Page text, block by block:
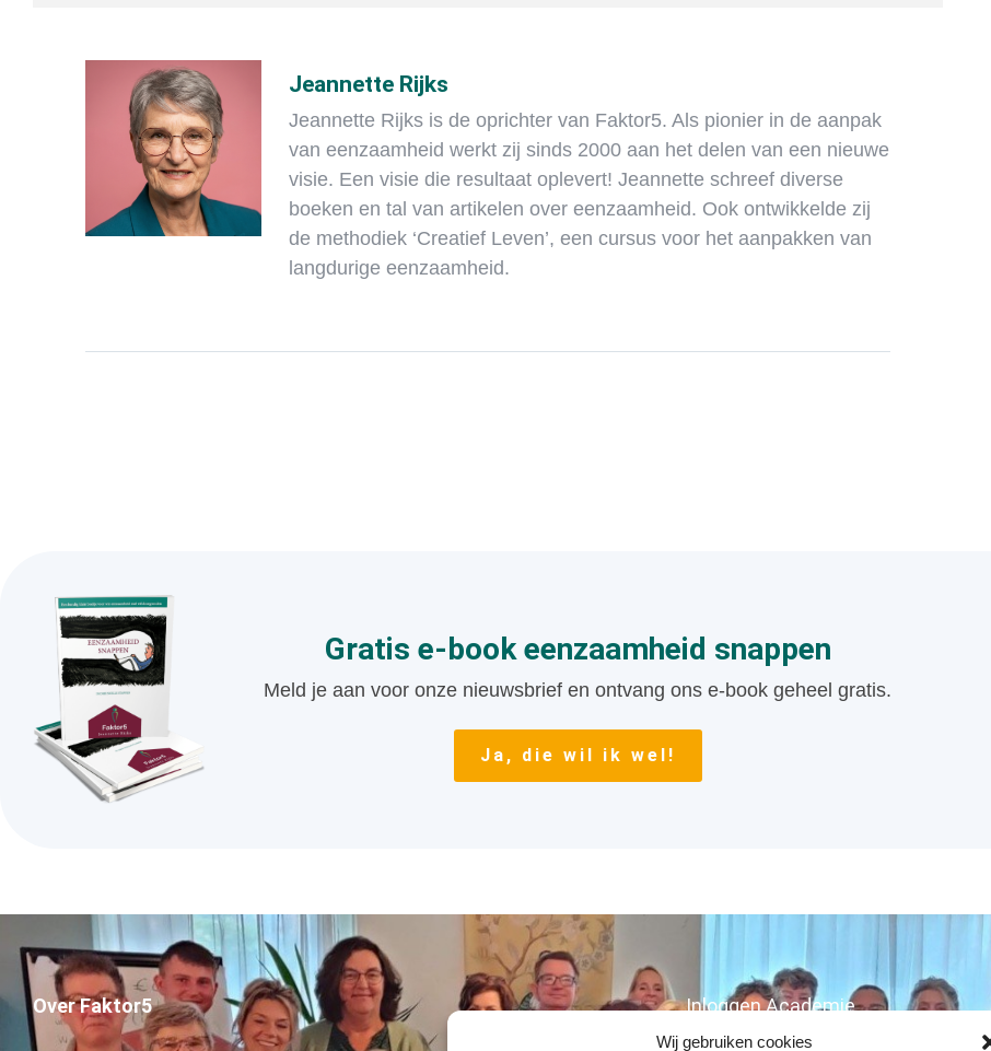
Wij gebruiken cookies
Jeannette Rijks
Jeannette Rijks is de oprichter van Faktor5. Als pionier in de aanpak
van eenzaamheid werkt zij sinds 2000 aan het delen van een nieuwe
visie. Een visie die resultaat oplevert! Jeannette schreef diverse
boeken en tal van artikelen over eenzaamheid. Ook ontwikkelde zij
de methodiek ‘Creatief Leven’, een cursus voor het aanpakken van
langdurige eenzaamheid.
Gratis e-book eenzaamheid snappen
Meld je aan voor onze nieuwsbrief en ontvang ons e-book geheel gratis.
Ja, die wil ik wel!
Over Faktor5 Inloggen Academie